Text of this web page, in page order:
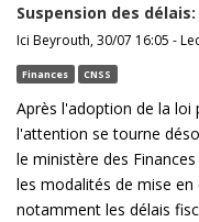
Suspension des
Ici Beyrouth, 30/07 16:05 -
Finances CNSS
Après l'adoption de la loi
l'attention se tourne
le ministère des Finances
les modalités de mise
notamment les délais